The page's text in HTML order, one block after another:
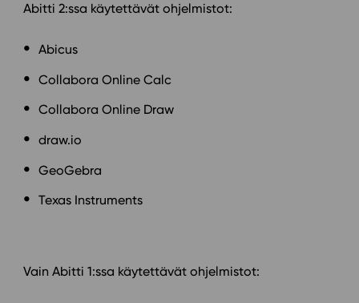
Abitti 2:ssa käytettävät ohjelmistot:
Abicus
Collabora Online Calc
Collabora Online Draw
draw.io
GeoGebra
Texas Instruments
Vain Abitti 1:ssa käytettävät ohjelmistot: